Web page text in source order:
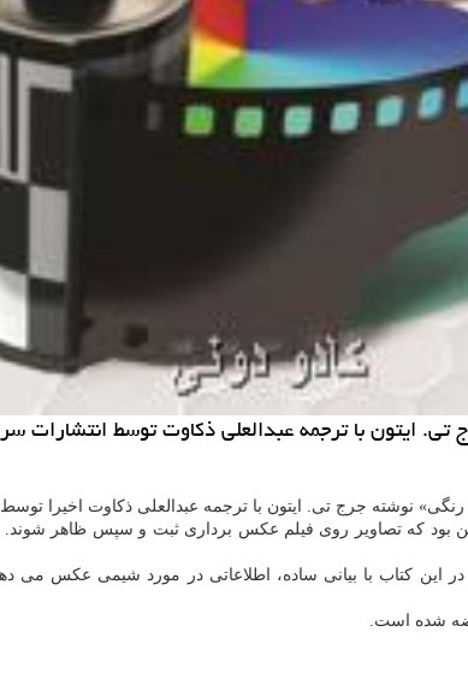
ایتون با ترجمه عبدالعلی ذكاوت توسط
نوشته جرج تی. ایتون با ترجمه عبدالعلی ذکاوت اخیرا
این بود که تصاویر روی فیلم عکس برداری ثبت و سپس ظاهر
کتاب با بیانی ساده، اطلاعاتی در مورد شیمی عکس می